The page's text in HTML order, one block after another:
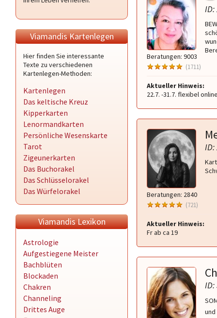
Viamandis Kartenlegen
Hier finden Sie interessante
Texte zu verschiedenen
Kartenlegen-Methoden:
Kartenlegen
Das keltische Kreuz
Kipperkarten
Lenormandkarten
Persönliche Wesenskarte
Tarot
Zigeunerkarten
Das Buchorakel
Das Schlüsselorakel
Das Würfelorakel
Viamandis Lexikon
Astrologie
Aufgestiegene Meister
Bachblüten
Blockaden
Chakren
Channeling
Drittes Auge
Beratungen: 9003
(1711)
ID:
Aktueller Hinweis:
22.7. -31.7. flexibel
Beratungen: 2840
(721)
ID:
Aktueller Hinweis:
Fr ab ca 19
ID: